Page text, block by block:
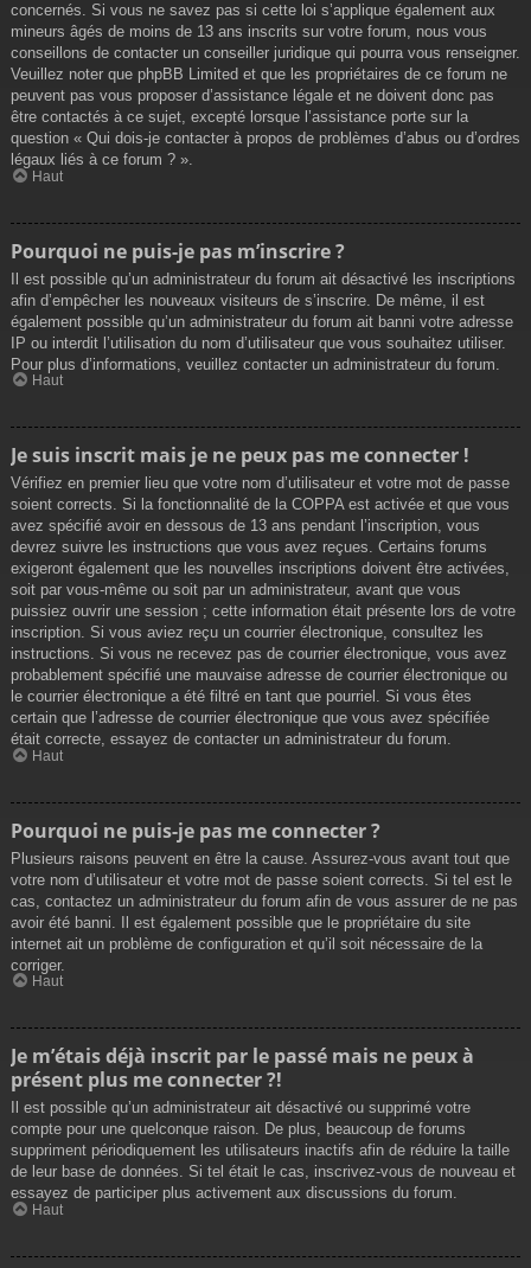
concernés. Si vous ne savez pas si cette loi s’applique également aux
mineurs âgés de moins de 13 ans inscrits sur votre forum, nous vous
conseillons de contacter un conseiller juridique qui pourra vous renseigner.
Veuillez noter que phpBB Limited et que les propriétaires de ce forum ne
peuvent pas vous proposer d’assistance légale et ne doivent donc pas
être contactés à ce sujet, excepté lorsque l’assistance porte sur la
question « Qui dois-je contacter à propos de problèmes d’abus ou d’ordres
légaux liés à ce forum ? ».
Haut
Pourquoi ne puis-je pas m’inscrire ?
Il est possible qu’un administrateur du forum ait désactivé les inscriptions
afin d’empêcher les nouveaux visiteurs de s’inscrire. De même, il est
également possible qu’un administrateur du forum ait banni votre adresse
IP ou interdit l’utilisation du nom d’utilisateur que vous souhaitez utiliser.
Pour plus d’informations, veuillez contacter un administrateur du forum.
Haut
Je suis inscrit mais je ne peux pas me connecter !
Vérifiez en premier lieu que votre nom d’utilisateur et votre mot de passe
soient corrects. Si la fonctionnalité de la COPPA est activée et que vous
avez spécifié avoir en dessous de 13 ans pendant l’inscription, vous
devrez suivre les instructions que vous avez reçues. Certains forums
exigeront également que les nouvelles inscriptions doivent être activées,
soit par vous-même ou soit par un administrateur, avant que vous
puissiez ouvrir une session ; cette information était présente lors de votre
inscription. Si vous aviez reçu un courrier électronique, consultez les
instructions. Si vous ne recevez pas de courrier électronique, vous avez
probablement spécifié une mauvaise adresse de courrier électronique ou
le courrier électronique a été filtré en tant que pourriel. Si vous êtes
certain que l’adresse de courrier électronique que vous avez spécifiée
était correcte, essayez de contacter un administrateur du forum.
Haut
Pourquoi ne puis-je pas me connecter ?
Plusieurs raisons peuvent en être la cause. Assurez-vous avant tout que
votre nom d’utilisateur et votre mot de passe soient corrects. Si tel est le
cas, contactez un administrateur du forum afin de vous assurer de ne pas
avoir été banni. Il est également possible que le propriétaire du site
internet ait un problème de configuration et qu’il soit nécessaire de la
corriger.
Haut
Je m’étais déjà inscrit par le passé mais ne peux à
présent plus me connecter ?!
Il est possible qu’un administrateur ait désactivé ou supprimé votre
compte pour une quelconque raison. De plus, beaucoup de forums
suppriment périodiquement les utilisateurs inactifs afin de réduire la taille
de leur base de données. Si tel était le cas, inscrivez-vous de nouveau et
essayez de participer plus activement aux discussions du forum.
Haut